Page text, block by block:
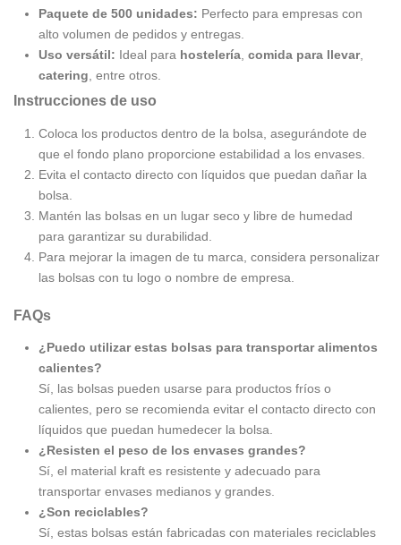
Paquete de 500 unidades: Perfecto para empresas con
alto volumen de pedidos y entregas.
Uso versátil: Ideal para hostelería comida para llevar,
catering , entre otros.
Instrucciones de uso
Coloca los productos dentro de la bolsa, asegurándote de
que el fondo plano proporcione estabilidad a los envases.
Evita el contacto directo con líquidos que puedan dañar la
bolsa.
Mantén las bolsas en un lugar seco y libre de humedad
para garantizar su durabilidad.
Para mejorar la imagen de tu marca, considera personalizar
las bolsas con tu logo o nombre de empresa.
FAQs
¿Puedo utilizar estas bolsas para transportar alimentos
calientes?
Sí, las bolsas pueden usarse para productos fríos o
calientes, pero se recomienda evitar el contacto directo con
líquidos que puedan humedecer la bolsa.
¿Resisten el peso de los envases grandes?
Sí, el material kraft es resistente y adecuado para
transportar envases medianos y grandes.
¿Son reciclables?
Sí, estas bolsas están fabricadas con materiales reciclables